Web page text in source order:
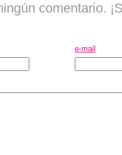
comentario.
e-mail